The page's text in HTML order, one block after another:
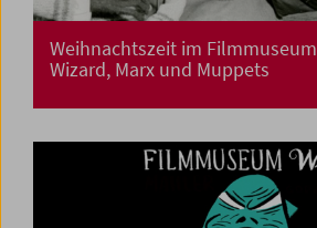
Weihnachtszeit im Filmmuseum
Wizard, Marx und Muppets